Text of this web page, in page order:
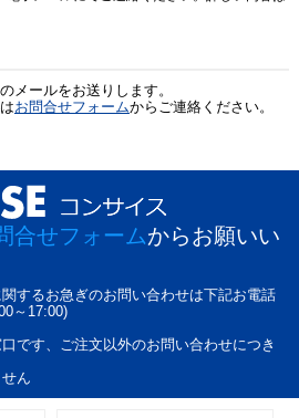
メールをお送りします。
お問合せフォームからご連絡ください。
合せフォームからお願いい
するお急ぎのお問い合わせは下記お電話
～17:00)
です、ご注文以外のお問い合わせにつき
ん